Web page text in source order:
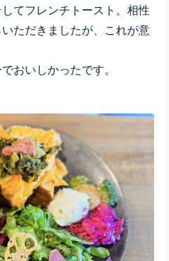
てフレンチトースト。相性
ただきましたが、これが意
おいしかったです。